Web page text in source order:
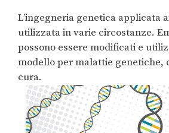
L’ingegneria genetica applicata
utilizzata in varie circostanze.
possono essere modificati e
modello per malattie genetiche,
cura.